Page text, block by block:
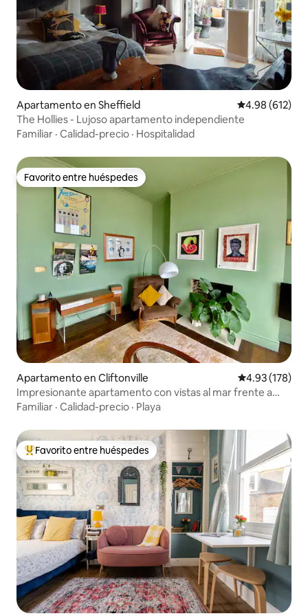
Apartamento en Sheffield Calificación
4.98 (612)
The Hollies - Lujoso apartamento independiente
Familiar · Calidad-precio · Hospitalidad
Favorito entre huéspedes
Favorito entre huéspedes
Apartamento en Cliftonville Calificación
4.93 (178)
Impresionante apartamento con vistas al mar frente a
Margate Lido
Familiar · Calidad-precio · Playa
Favorito entre huéspedes preferido
Favorito entre huéspedes